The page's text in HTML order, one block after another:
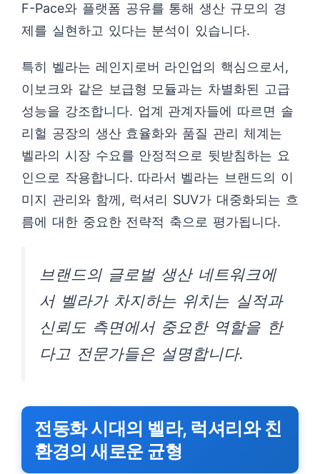
F-Pace와 플랫폼 공유를 통해 생산 규모의 경
제를 실현하고 있다는 분석이 있습니다.
특히 벨라는 레인지로버 라인업의 핵심으로서,
이보크와 같은 보급형 모듈과는 차별화된 고급
성능을 강조합니다. 업계 관계자들에 따르면 솔
리헐 공장의 생산 효율화와 품질 관리 체계는
벨라의 시장 수요를 안정적으로 뒷받침하는 요
인으로 작용합니다. 따라서 벨라는 브랜드의 이
미지 관리와 함께, 럭셔리 SUV가 대중화되는 흐
름에 대한 중요한 전략적 축으로 평가됩니다.
브랜드의 글로벌 생산 네트워크에
서 벨라가 차지하는 위치는 실적과
신뢰도 측면에서 중요한 역할을 한
다고 전문가들은 설명합니다.
전동화 시대의 벨라, 럭셔리와 친
환경의 새로운 균형